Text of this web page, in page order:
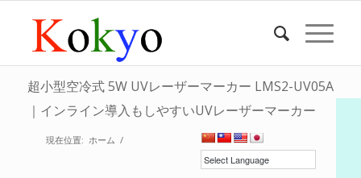
超小型空冷式 5W UVレーザーマーカー LMS2-UV05A
｜インライン導入もしやすいUVレーザーマーカー
現在位置: ホーム /